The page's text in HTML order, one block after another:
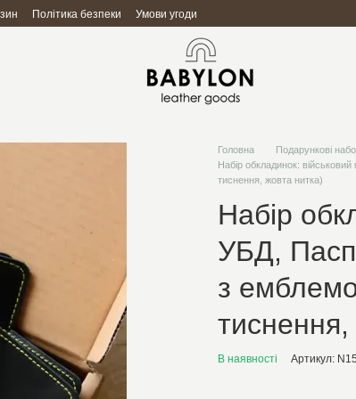
Політика безпеки Умови угоди
Головна
Подарункові
Набір обкладинок:
тиснення, жовта нитка)
Набір
УБД,
з
В наявності Артикул: